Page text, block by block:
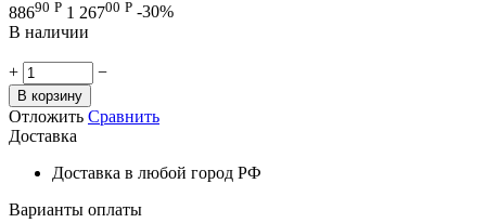
88690 Р 1 26700 Р -30%
В наличии
+ −
В корзину
Отложить Сравнить
Доставка
Доставка в любой город РФ
Варианты оплаты